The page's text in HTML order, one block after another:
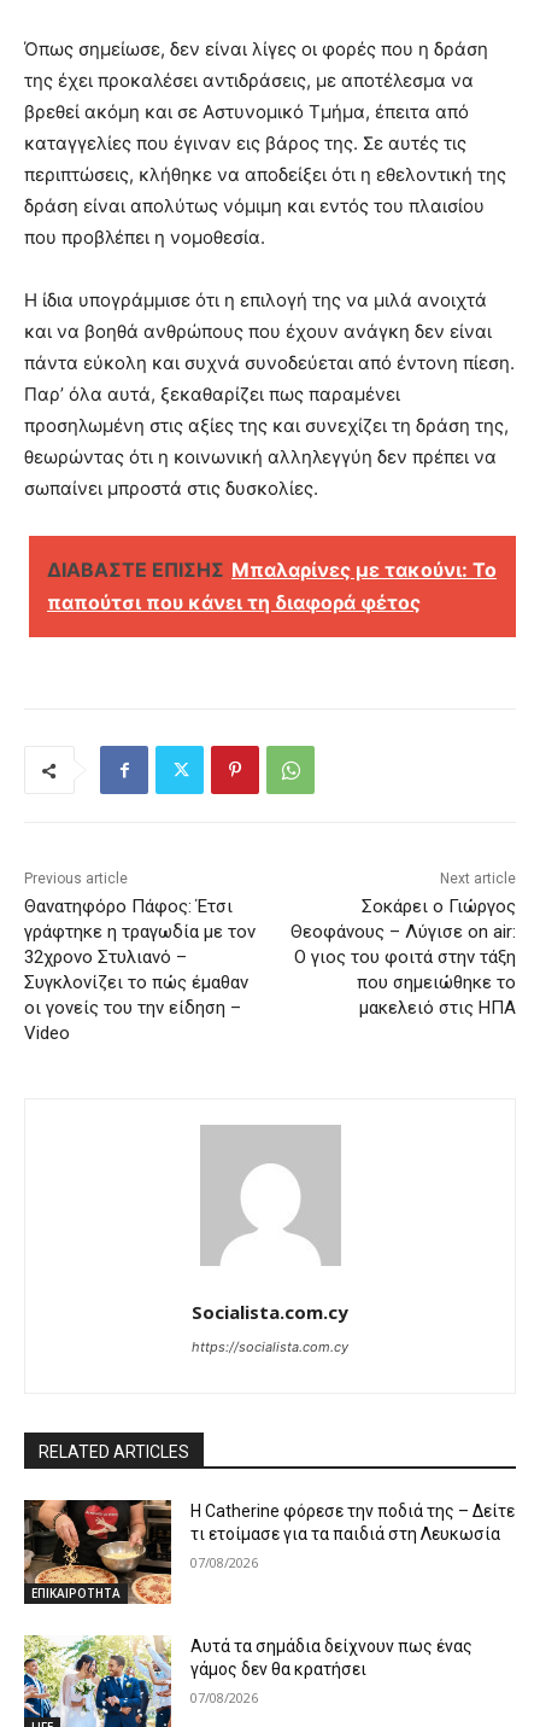
Όπως σημείωσε, δεν είναι λίγες οι φορές που η δράση
της έχει προκαλέσει αντιδράσεις, με αποτέλεσμα να
βρεθεί ακόμη και σε Αστυνομικό Τμήμα, έπειτα από
καταγγελίες που έγιναν εις βάρος της. Σε αυτές τις
περιπτώσεις, κλήθηκε να αποδείξει ότι η εθελοντική της
δράση είναι απολύτως νόμιμη και εντός του πλαισίου
που προβλέπει η νομοθεσία.
Η ίδια υπογράμμισε ότι η επιλογή της να μιλά ανοιχτά
και να βοηθά ανθρώπους που έχουν ανάγκη δεν είναι
πάντα εύκολη και συχνά συνοδεύεται από έντονη πίεση.
Παρ’ όλα αυτά, ξεκαθαρίζει πως παραμένει
προσηλωμένη στις αξίες της και συνεχίζει τη δράση της,
θεωρώντας ότι η κοινωνική αλληλεγγύη δεν πρέπει να
σωπαίνει μπροστά στις δυσκολίες.
ΔΙΑΒΑΣΤΕ ΕΠΙΣΗΣ Μπαλαρίνες με τακούνι: Το
παπούτσι που κάνει τη διαφορά φέτος
Previous article
Θανατηφόρο Πάφος: Έτσι
γράφτηκε η τραγωδία με τον
32χρονο Στυλιανό –
Συγκλονίζει το πώς έμαθαν
οι γονείς του την είδηση –
Video
Next article
Σοκάρει ο Γιώργος
Θεοφάνους – Λύγισε on air:
Ο γιος του φοιτά στην τάξη
που σημειώθηκε το
μακελειό στις ΗΠΑ
Socialista.com.cy
https://socialista.com.cy
RELATED ARTICLES
ΕΠΙΚΑΙΡΟΤΗΤΑ
Η Catherine φόρεσε την ποδιά της – Δείτε
τι ετοίμασε για τα παιδιά στη Λευκωσία
07/08/2026
Αυτά τα σημάδια δείχνουν πως ένας
γάμος δεν θα κρατήσει
07/08/2026